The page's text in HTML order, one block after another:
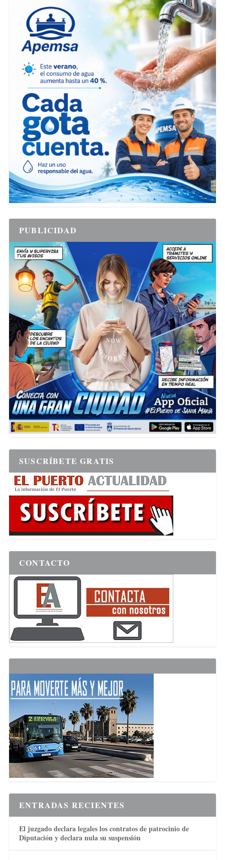
PUBLICIDAD
SUSCRÍBETE GRATIS
CONTACTO
ENTRADAS RECIENTES
El juzgado declara legales los contratos de patrocinio de
Diputación y declara nula su suspensión